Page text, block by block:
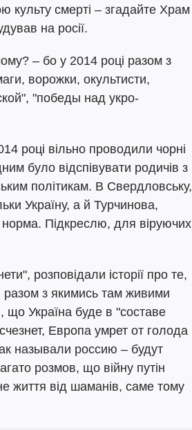
культу смерті – згадайте Храм
на росії.
– бо у 2014 році разом з
ворожки, окультисти,
"победы над укро-
році вільно проводили чорні
було відспівувати родичів з
політикам. В Свердловську,
Україну, а й Турчинова,
Підкреслю, для віруючих
розповідали історії про те,
разом з якимись там живими
що Україна буде в "составе
Европа умрет от голода
называли россию – будут
розмов, що війну путін
життя від шаманів, саме тому